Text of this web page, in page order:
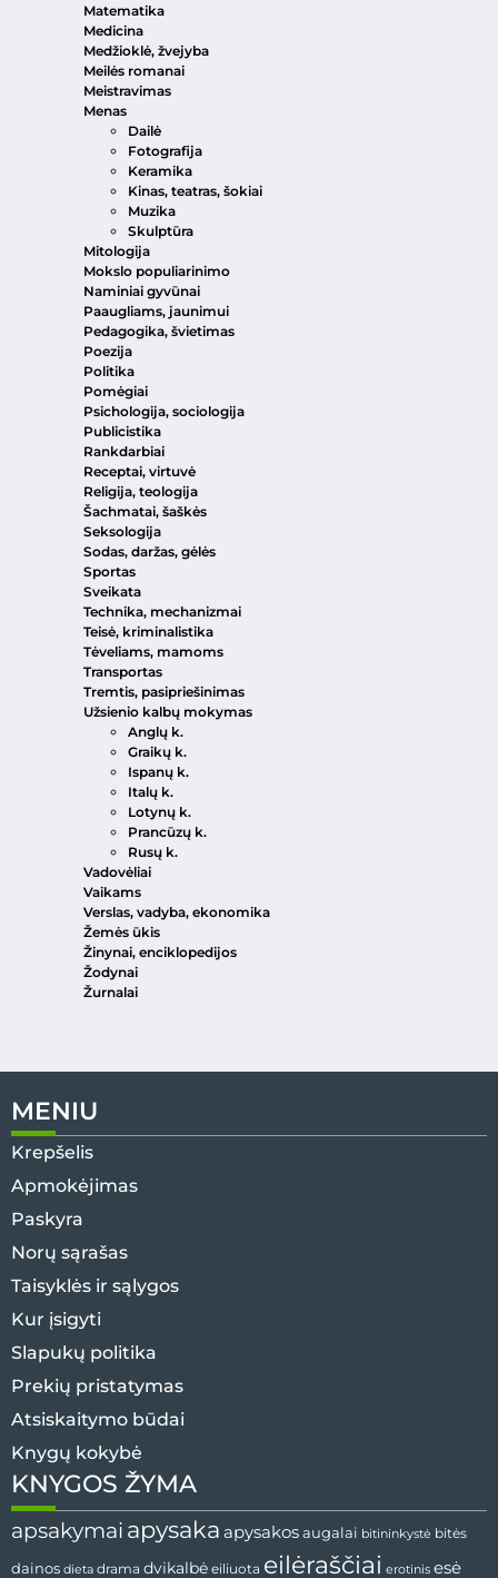
Matematika
Medicina
Medžioklė, žvejyba
Meilės romanai
Meistravimas
Menas
Dailė
Fotografija
Keramika
Kinas, teatras, šokiai
Muzika
Skulptūra
Mitologija
Mokslo populiarinimo
Naminiai gyvūnai
Paaugliams, jaunimui
Pedagogika, švietimas
Poezija
Politika
Pomėgiai
Psichologija, sociologija
Publicistika
Rankdarbiai
Receptai, virtuvė
Religija, teologija
Šachmatai, šaškės
Seksologija
Sodas, daržas, gėlės
Sportas
Sveikata
Technika, mechanizmai
Teisė, kriminalistika
Tėveliams, mamoms
Transportas
Tremtis, pasipriešinimas
Užsienio kalbų mokymas
Anglų k.
Graikų k.
Ispanų k.
Italų k.
Lotynų k.
Prancūzų k.
Rusų k.
Vadovėliai
Vaikams
Verslas, vadyba, ekonomika
Žemės ūkis
Žinynai, enciklopedijos
Žodynai
Žurnalai
MENIU
Krepšelis
Apmokėjimas
Paskyra
Norų sąrašas
Taisyklės ir sąlygos
Kur įsigyti
Slapukų politika
Prekių pristatymas
Atsiskaitymo būdai
Knygų kokybė
KNYGOS ŽYMA
apsakymai apysaka apysakos augalai bitininkystė bitės
dainos dieta drama dvikalbė eiliuota eilėraščiai erotinis esė